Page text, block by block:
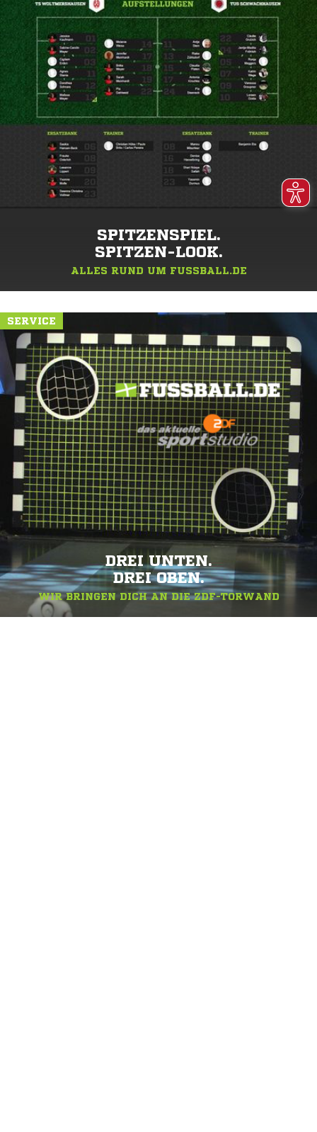
SPITZENSPIEL.
SPITZEN-LOOK.
ALLES RUND UM FUSSBALL.DE
SERVICE
DREI UNTEN.
DREI OBEN.
WIR BRINGEN DICH AN DIE ZDF-TORWAND